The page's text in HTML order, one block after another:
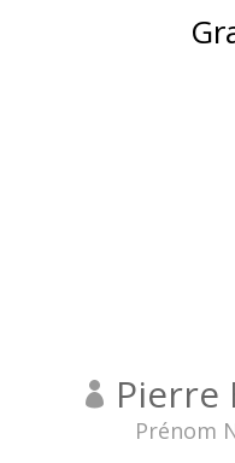
 Pierre
Prénom